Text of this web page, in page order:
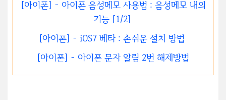
[아이폰] - 아이폰 음성메모 사용법 : 음성메모 내의
기능 [1/2]
[아이폰] - iOS7 베타 : 손쉬운 설치 방법
[아이폰] - 아이폰 문자 알림 2번 해제방법